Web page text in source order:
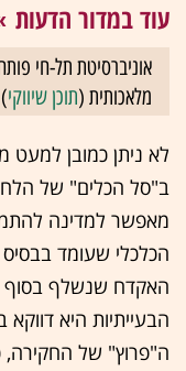
עוד במדור הדעות
אוניברסיטת תל-חי
מלאכותית (תוכן שיווקי)
לא ניתן כמובן למעט
ב"סל הכלים" של
מאפשר למדינה
הכלכלי שעומד
האקדח שנשלף
הבעייתיות היא
ה"פרוץ" של החקירה,